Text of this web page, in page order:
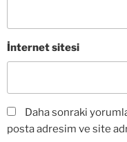
İnternet sitesi
Daha sonraki
posta adresim ve site